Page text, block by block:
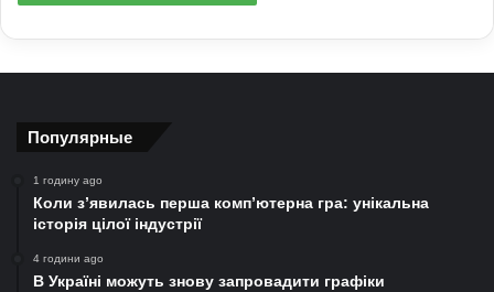
Популярные
1 годину ago
Коли з’явилась перша комп’ютерна гра: унікальна
історія цілої індустрії
4 години ago
В Україні можуть знову запровадити графіки